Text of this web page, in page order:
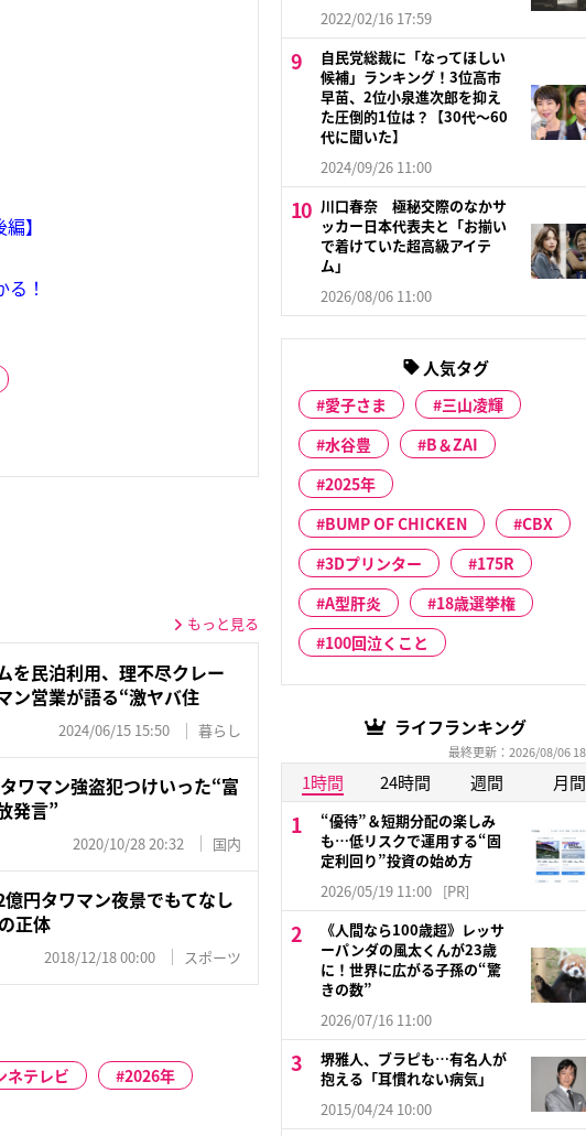
】
！
もっと見る
を民泊利用、理不尽クレー
ン営業が語る“激ヤバ住
2024/06/15 15:50 暮らし
ワマン強盗犯つけいった“富
発言”
2020/10/28 20:32 国内
円タワマン夜景でもてなし
正体
2018/12/18 00:00 スポーツ
ネテレビ
2026年
2022/02/16 17:59
自民党総裁に「なってほしい
候補」ランキング！3位高市
早苗、2位小泉進次郎を抑え
た圧倒的1位は？【30代〜60
代に聞いた】
2024/09/26 11:00
川口春奈 極秘交際のなかサ
ッカー日本代表夫と「お揃い
で着けていた超高級アイテ
ム」
2026/08/06 11:00
人気タグ
愛子さま
三山凌輝
水谷豊
B＆ZAI
2025年
BUMP OF CHICKEN
CBX
3Dプリンター
175R
A型肝炎
18歳選挙権
100回泣くこと
ライフランキング
最終更新：2026/08/06
1時間 24時間 週間 月間
“優待”＆短期分配の楽しみ
も…低リスクで運用する“固
定利回り”投資の始め方
2026/05/19 11:00 [PR]
《人間なら100歳超》レッサ
ーパンダの風太くんが23歳
に！世界に広がる子孫の“驚
きの数”
2026/07/16 11:00
堺雅人、ブラピも…有名人が
抱える「耳慣れない病気」
2015/04/24 10:00